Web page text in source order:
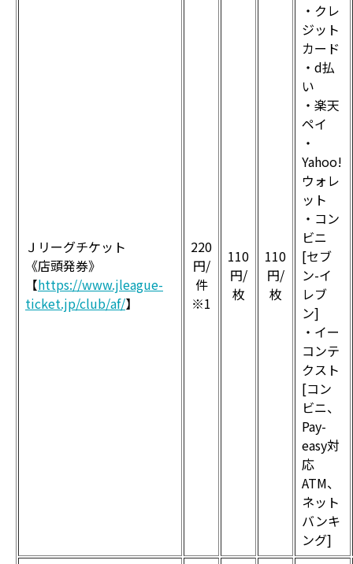
Ｊリーグチケット
《店頭発券》
【https://www.jleague-
ticket.jp/club/af/】
220
円/
件
※1
110
円/
枚
110
円/
枚
・クレ
ジット
カード
・d払
い
・楽天
ペイ
・
Yahoo!
ウォレ
ット
・コン
ビニ
[セブ
ン-イ
レブ
ン]
・イー
コンテ
クスト
[コン
ビニ、
Pay-
easy対
応
ATM、
ネット
バンキ
ング]